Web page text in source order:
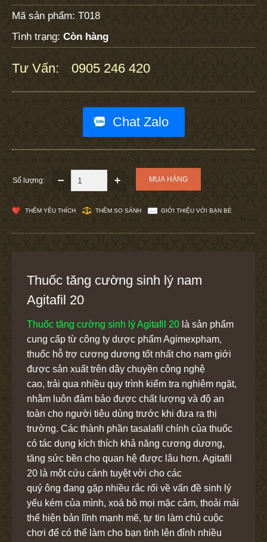
Mã sản phẩm: T018
Tình trạng: Còn hàng
Tư Vấn: 0905 246 420
Chat Zalo
Số lượng:
THÊM YÊU THÍCH THÊM SO SÁNH GIỚI THIỆU VỚI BẠN BÈ
Thuốc tăng cường sinh lý nam
Agitafil 20
Thuốc tăng cường sinh lý Agitafil 20 là sản phẩm
cung cấp từ công ty dược phẩm Agimexpham,
thuốc hỗ trợ cương dương tốt nhất cho nam giới
được sản xuất trên dây chuyền công nghệ
cao, trải qua nhiều quy trình kiểm tra nghiêm ngặt,
nhằm luôn đảm bảo được chất lượng và độ an
toàn cho người tiêu dùng trước khi đưa ra thị
trường. Các thành phần tasalafil chính của thuốc
có tác dụng kích thích khả năng cương dương,
tăng sức bền cho quan hệ được lâu hơn. Agitafil
20 là một cứu cánh tuyệt vời cho các
quý ông đang gặp nhiều rắc rối về vấn đề sinh lý
yếu kém của mình, xoá bỏ mọi mặc cảm, thoải mái
thể hiện bản lĩnh mạnh mẽ, tự tin làm chủ cuộc
chơi để có thể làm cho bạn tình lên đỉnh nhiều